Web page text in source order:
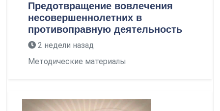
Предотвращение вовлечения
несовершеннолетних в
противоправную деятельность
2 недели назад
Методические материалы